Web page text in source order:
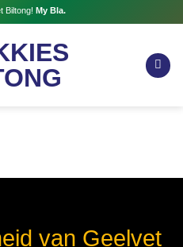
Biltong!My Bla.
van Geelvet